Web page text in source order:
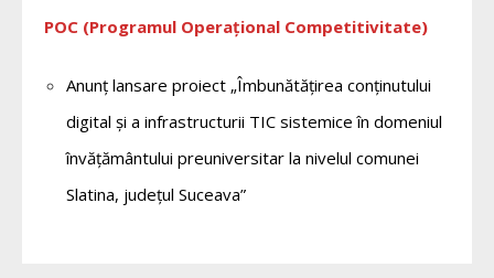
POC (Programul Operațional Competitivitate)
Anunț lansare proiect „Îmbunătățirea conținutului
digital și a infrastructurii TIC sistemice în domeniul
învățământului preuniversitar la nivelul comunei
Slatina, județul Suceava”